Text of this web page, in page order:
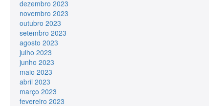
dezembro 2023
novembro 2023
outubro 2023
setembro 2023
agosto 2023
julho 2023
junho 2023
maio 2023
abril 2023
março 2023
fevereiro 2023